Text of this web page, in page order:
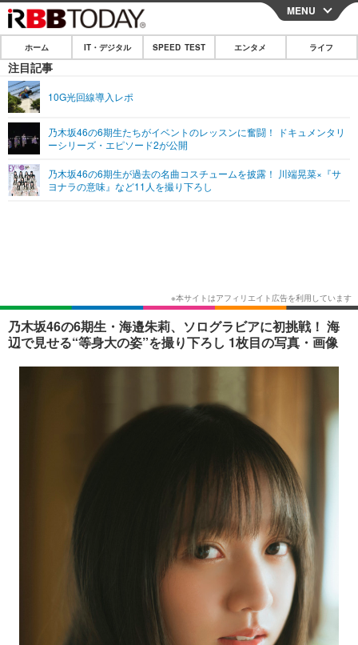
CLOSE
ホーム
IT・デジタル
ネタ
ショッピング その他
SPEED TEST
エンタメ
エンタメTOP
ショッピング その他
ライフ
MENU
ホーム IT・デジタル SPEED TEST エンタメ ライフ
注目記事
10G光回線導入レポ
乃木坂46の6期生たちがイベントのレッスンに奮闘！ ドキュメンタリ
ーシリーズ・エピソード2が公開
乃木坂46の6期生が過去の名曲コスチュームを披露！ 川端晃菜×『サ
ヨナラの意味』など11人を撮り下ろし
乃木坂46の6期生・海邉朱莉、ソログラビアに初挑戦！ 海
辺で見せる“等身大の姿”を撮り下ろし 1枚目の写真・画像